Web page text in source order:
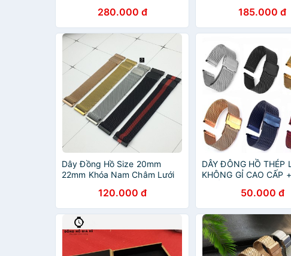
280.000 đ 185.000 đ
Dây Đồng Hồ Size 20mm
22mm Khóa Nam Châm Lưới
Chốt Gắn Thông Minh]
120.000 đ
DÂY ĐÔNG HỒ THÉP
KHÔNG GỈ CAO CẤP
50.000 đ